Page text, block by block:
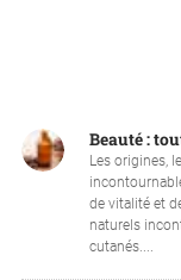
Beauté :
Les origines,
de vitalité et
naturels
cutanés....